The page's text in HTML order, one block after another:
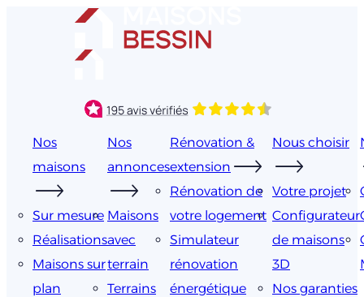
Nos
maisons
Sur mesure
Réalisations
Maisons sur
plan
Nos
annonces
Maisons
avec
terrain
Terrains
Rénovation &
extension
Rénovation de
votre logement
Simulateur
rénovation
énergétique
Nous choisir
Votre projet
Configurateur
de maisons
3D
Nos garanties